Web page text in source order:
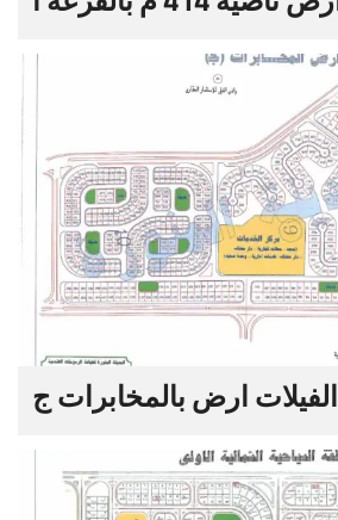
ارض بالمخابرات ج